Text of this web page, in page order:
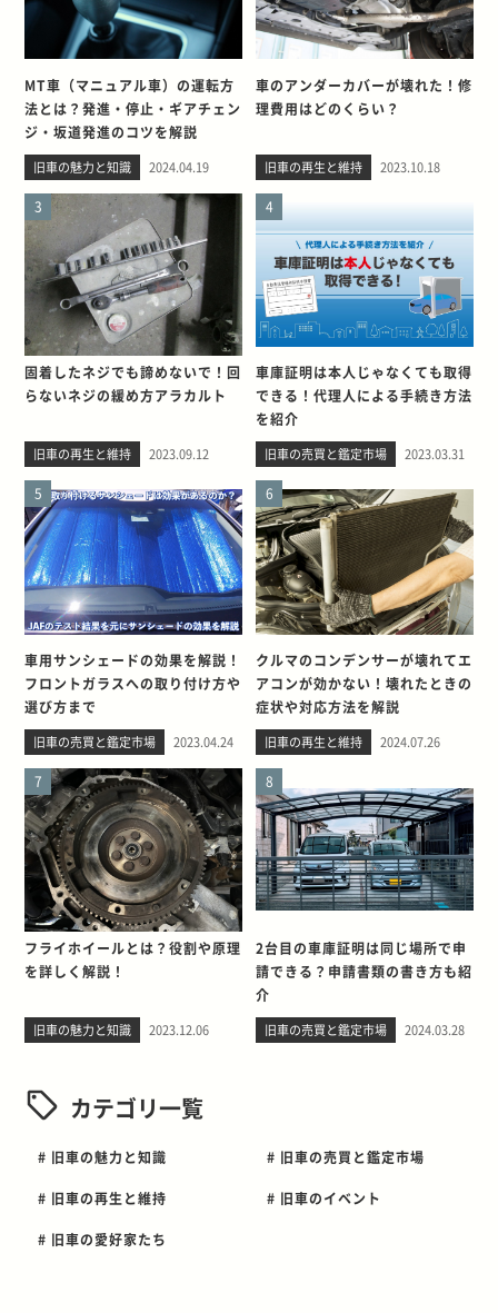
MT車（マニュアル車）の運転方
法とは？発進・停止・ギアチェン
ジ・坂道発進のコツを解説
旧車の魅力と知識 2024.04.19
車のアンダーカバーが壊れた！修
理費用はどのくらい？
旧車の再生と維持 2023.10.18
3
固着したネジでも諦めないで！回
らないネジの緩め方アラカルト
旧車の再生と維持 2023.09.12
4
車庫証明は本人じゃなくても取得
できる！代理人による手続き方法
を紹介
旧車の売買と鑑定市場 2023.03.31
5
車用サンシェードの効果を解説！
フロントガラスへの取り付け方や
選び方まで
旧車の売買と鑑定市場 2023.04.24
6
クルマのコンデンサーが壊れてエ
アコンが効かない！壊れたときの
症状や対応方法を解説
旧車の再生と維持 2024.07.26
7
フライホイールとは？役割や原理
を詳しく解説！
旧車の魅力と知識 2023.12.06
8
2台目の車庫証明は同じ場所で申
請できる？申請書類の書き方も紹
介
旧車の売買と鑑定市場 2024.03.28
カテゴリ一覧
# 旧車の魅力と知識 # 旧車の売買と鑑定市場
# 旧車の再生と維持 # 旧車のイベント
# 旧車の愛好家たち